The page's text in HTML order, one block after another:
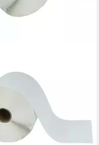
TLP2642, TLP3742,
Z, TLP3642,
Wetterfest
€
- in 3-4 Werktagen bei dir